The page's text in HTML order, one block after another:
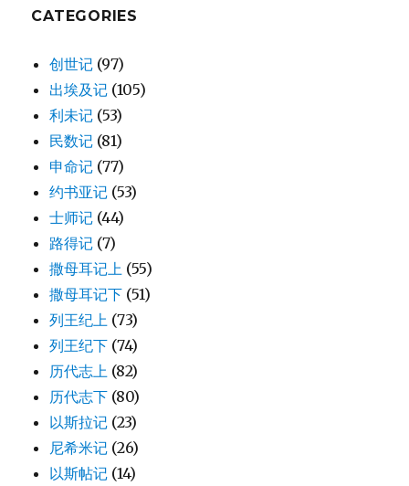
CATEGORIES
创世记 (97)
出埃及记 (105)
利未记 (53)
民数记 (81)
申命记 (77)
约书亚记 (53)
士师记 (44)
路得记 (7)
撒母耳记上 (55)
撒母耳记下 (51)
列王纪上 (73)
列王纪下 (74)
历代志上 (82)
历代志下 (80)
以斯拉记 (23)
尼希米记 (26)
以斯帖记 (14)